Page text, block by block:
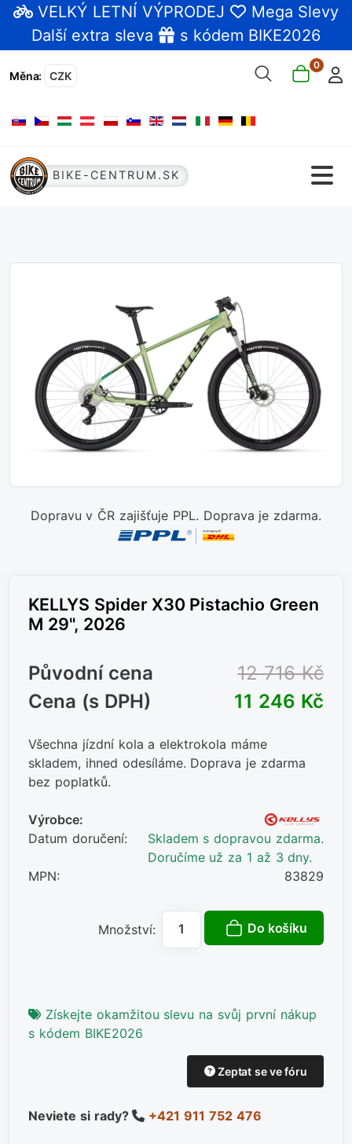
VELKÝ LETNÍ VÝPRODEJ
Mega Slevy
Další extra sleva
s kódem BIKE2026
Měna: CZK
0
Zvolte jazyk
BIKE-CENTRUM.SK
Dopravu v ČR zajišťuje PPL. Doprava je zdarma.
KELLYS Spider X30 Pistachio Green
M 29", 2026
Původní cena
12 716 Kč
Cena (s DPH)
11 246 Kč
Všechna jízdní kola a elektrokola máme
skladem, ihned odesíláme. Doprava je zdarma
bez poplatků.
Výrobce:
Datum doručení:
Skladem s dopravou zdarma.
Doručíme už za 1 až 3 dny.
MPN:
83829
Množství: Do košíku
Získejte okamžitou slevu na svůj první nákup
s kódem BIKE2026
Zeptat se ve fóru
Neviete si rady? +421 911 752 476